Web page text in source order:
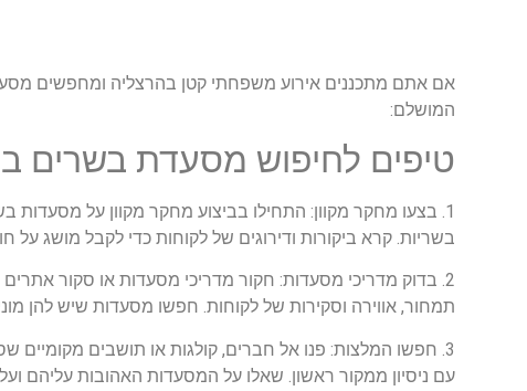
אם אתם מתכננים אירוע משפחתי קטן בהרצליה ומחפשים
המושלם:
טיפים לחיפוש מסעדת בשרים
1. בצעו מחקר מקוון: התחילו בביצוע מחקר מקוון על
בשריות. קרא ביקורות ודירוגים של לקוחות כדי לקבל מושג על
2. בדוק מדריכי מסעדות: חקור מדריכי מסעדות או סקור
תמחור, אווירה וסקירות של לקוחות. חפשו מסעדות שיש להן
3. חפשו המלצות: פנו אל חברים, קולגות או תושבים מקומיים
עם ניסיון ממקור ראשון. שאלו על המסעדות האהובות עליהם